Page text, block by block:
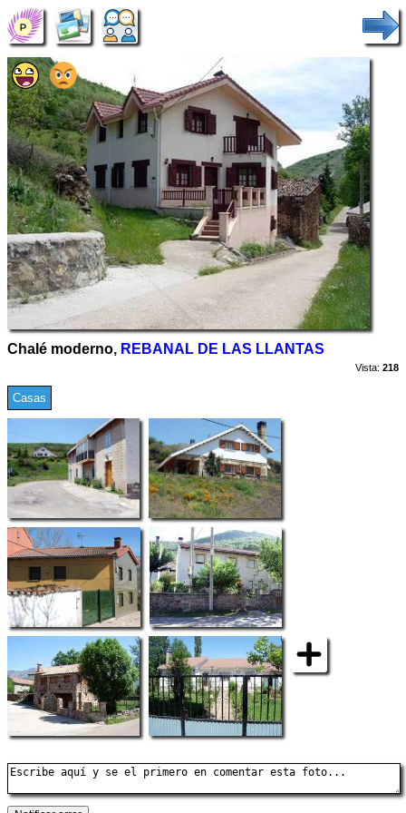
Chalé moderno, REBANAL DE LAS LLANTAS
Vista: 218
Casas